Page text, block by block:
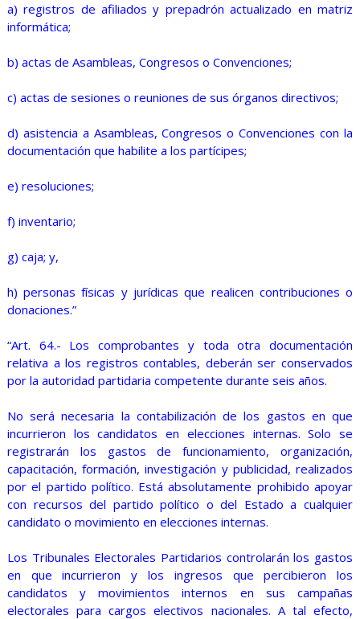
a) registros de afiliados y prepadrón actualizado en matriz
informática;
b) actas de Asambleas, Congresos o Convenciones;
c) actas de sesiones o reuniones de sus órganos directivos;
d) asistencia a Asambleas, Congresos o Convenciones con la
documentación que habilite a los partícipes;
e) resoluciones;
f) inventario;
g) caja; y,
h) personas físicas y jurídicas que realicen contribuciones o
donaciones.”
“Art. 64.- Los comprobantes y toda otra documentación
relativa a los registros contables, deberán ser conservados
por la autoridad partidaria competente durante seis años.
No será necesaria la contabilización de los gastos en que
incurrieron los candidatos en elecciones internas. Solo se
registrarán los gastos de funcionamiento, organización,
capacitación, formación, investigación y publicidad, realizados
por el partido político. Está absolutamente prohibido apoyar
con recursos del partido político o del Estado a cualquier
candidato o movimiento en elecciones internas.
Los Tribunales Electorales Partidarios controlarán los gastos
en que incurrieron y los ingresos que percibieron los
candidatos y movimientos internos en sus campañas
electorales para cargos electivos nacionales. A tal efecto,